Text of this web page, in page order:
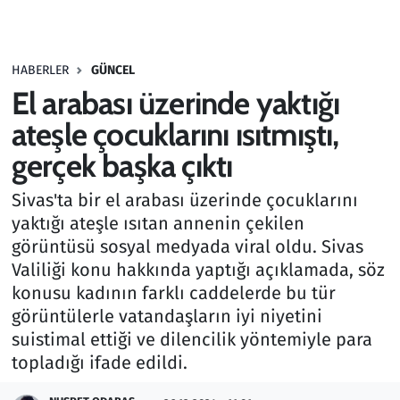
HABERLER GÜNCEL
El arabası üzerinde yaktığı
ateşle çocuklarını ısıtmıştı,
gerçek başka çıktı
Sivas'ta bir el arabası üzerinde çocuklarını
yaktığı ateşle ısıtan annenin çekilen
görüntüsü sosyal medyada viral oldu. Sivas
Valiliği konu hakkında yaptığı açıklamada, söz
konusu kadının farklı caddelerde bu tür
görüntülerle vatandaşların iyi niyetini
suistimal ettiği ve dilencilik yöntemiyle para
topladığı ifade edildi.
Haber
Kültür Sanat
Kurumsal Haberler
Lezzet Durağı
Memur ve Kamu
Otomobil
Oyun
Ramazan